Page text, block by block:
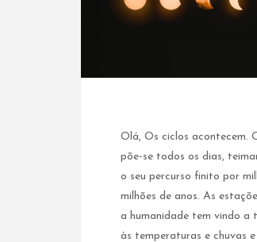
Olá, Os ciclos acontecem.
põe-se todos os dias,
o seu percurso finito por
milhões de anos. As
a humanidade tem vindo
às temperaturas e chuvas